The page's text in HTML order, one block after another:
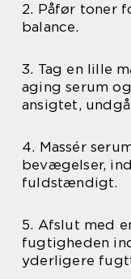
2. Påfør toner
balance.
3. Tag en lille
aging serum
ansigtet,
4. Massér
bevægelser,
fuldstændigt.
5. Afslut med
fugtigheden
yderligere